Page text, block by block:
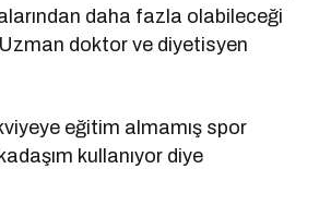
daha fazla olabileceği
doktor ve diyetisyen
eğitim almamış spor
kullanıyor diye